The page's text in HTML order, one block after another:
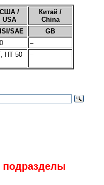
США /
USA
Китай /
China
SAE
GB
–
HT 50 –
подразделы